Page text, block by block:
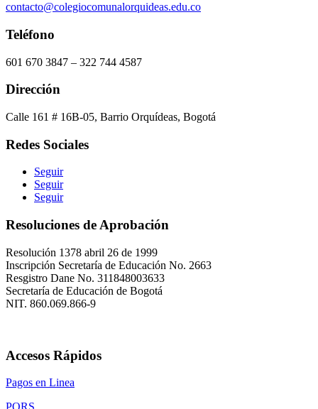
contacto@colegiocomunalorquideas.edu.co
Teléfono
601 670 3847 – 322 744 4587
Dirección
Calle 161 # 16B-05, Barrio Orquídeas, Bogotá
Redes Sociales
Seguir
Seguir
Seguir
Resoluciones de Aprobación
Resolución 1378 abril 26 de 1999
Inscripción Secretaría de Educación No. 2663
Resgistro Dane No. 311848003633
Secretaría de Educación de Bogotá
NIT. 860.069.866-9
Accesos Rápidos
Pagos en Linea